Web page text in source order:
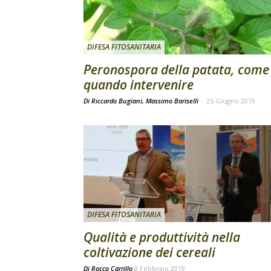
DIFESA FITOSANITARIA
Peronospora della patata,
quando intervenire
Di Riccardo Bugiani, Massimo Bariselli - 25 Giugno 2019
DIFESA FITOSANITARIA
Qualità e produttività nella
coltivazione dei cereali
Di Rocco Carrillo 8 Febbraio 2019